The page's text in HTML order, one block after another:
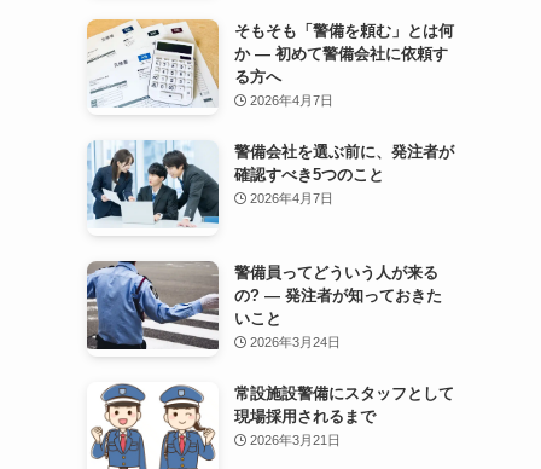
そもそも「警備を頼む」とは何
か — 初めて警備会社に依頼す
る方へ
2026年4月7日
警備会社を選ぶ前に、発注者が
確認すべき5つのこと
2026年4月7日
警備員ってどういう人が来る
の? — 発注者が知っておきた
いこと
2026年3月24日
常設施設警備にスタッフとして
現場採用されるまで
2026年3月21日